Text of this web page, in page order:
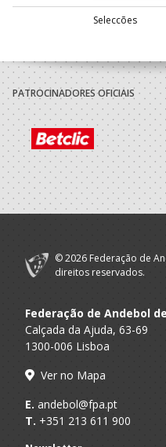
Selecções
2023/24
A.A.
Madeira
Clube Sport
Marítimo
Madeira
2022/23
Clube Sport
2021/22
A.A.
Madeira
Clube Sport
Marítimo
Madeira
2020/21
A.A.
Clube Sport
Marítimo
PATROCINADORES OFICIAIS
© 2026 Federação de
direitos reservados.
Federação de Andebol
Calçada da Ajuda, 63-69
1300-006 Lisboa
Ver no Mapa
E. andebol@fpa.pt
T. +351 213 611 900